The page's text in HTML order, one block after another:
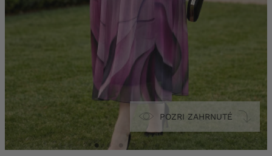
POZRI ZAHRNUTÉ